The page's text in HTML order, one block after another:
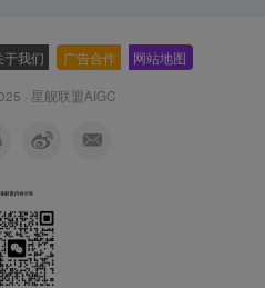
于我们 广告合作 网站地图
· 星舰联盟AIGC